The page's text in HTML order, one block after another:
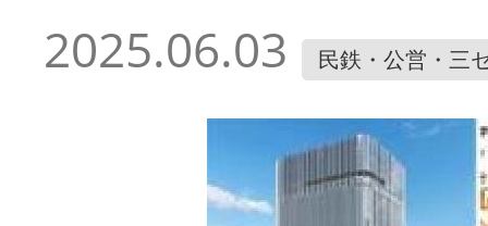
2025.06.03 民鉄・公営・三